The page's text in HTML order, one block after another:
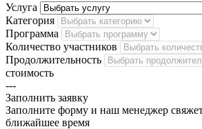
Услуга
Категория
Программа
Количество участников
Продолжительность
стоимость
---
Заполнить заявку
Заполните форму и наш менеджер
ближайшее время